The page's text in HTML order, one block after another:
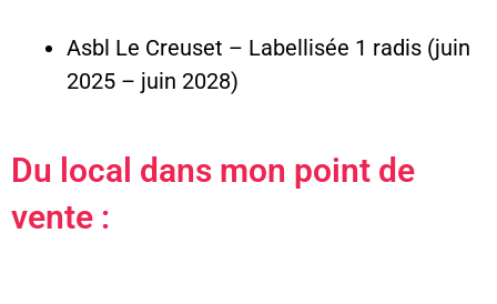
Asbl Le Creuset – Labellisée 1 radis (juin
2025 – juin 2028)
Du local dans mon point de
vente :